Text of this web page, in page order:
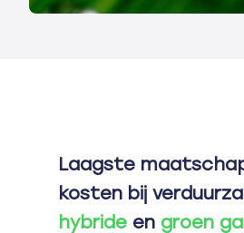
Laagste
kosten bij
hybride en groen